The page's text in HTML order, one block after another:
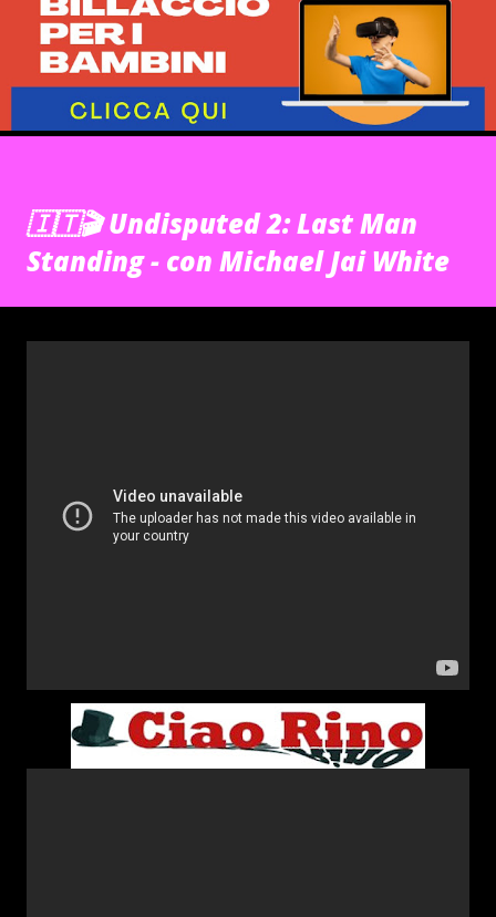
🇮🇹🎬 Undisputed 2: Last Man
Standing - con Michael Jai White